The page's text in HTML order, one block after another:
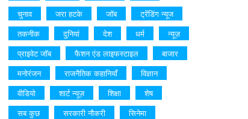
चुनाव
जरा हटके जॉब
ट्रेंडिंग न्यूज
तकनीक
दुनियां देश धर्म
न्यूज़
प्राइवेट जॉब
फैशन एंड लाइफस्टाइल
बाजार
मनोरंजन
राजनैतिक कहानियाँ
विज्ञान
वीडियो
शार्ट न्यूज़ शिक्षा
शेष
सब कुछ
सरकारी नौकरी
सिनेमा